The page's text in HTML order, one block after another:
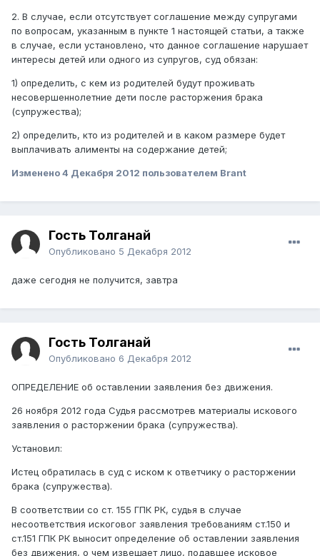
2. В случае, если отсутствует соглашение между супругами
по вопросам, указанным в пункте 1 настоящей статьи, а также
в случае, если установлено, что данное соглашение нарушает
интересы детей или одного из супругов, суд обязан:
1) определить, с кем из родителей будут проживать
несовершеннолетние дети после расторжения брака
(супружества);
2) определить, кто из родителей и в каком размере будет
выплачивать алименты на содержание детей;
Изменено4 Декабря 2012 пользователем Brant
Гость Толганай
Опубликовано 5 Декабря 2012
даже сегодня не получится, завтра
Гость Толганай
Опубликовано 6 Декабря 2012
ОПРЕДЕЛЕНИЕ об оставлении заявления без движения.
26 ноября 2012 года Судья рассмотрев материалы искового
заявления о расторжении брака (супружества).
Установил:
Истец обратилась в суд с иском к ответчику о расторжении
брака (супружества).
В соответствии со ст. 155 ГПК РК, судья в случае
несоответствия искоговог заявления требованиям ст.150 и
ст.151 ГПК РК выносит определение об оставлении заявления
без движения, о чем извещает лицо, подавшее исковое